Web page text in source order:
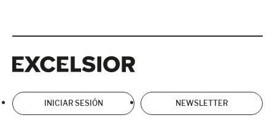
INICIAR SESIÓN NEWSLETTER